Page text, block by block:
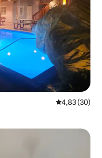
4,83 de uma
4,83 (30)